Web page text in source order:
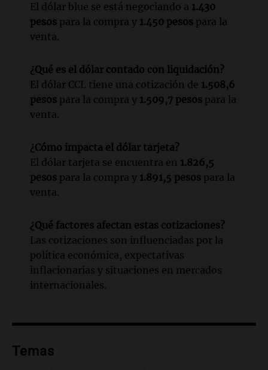
El dólar blue se está negociando a 1.430
pesos para la compra y 1.450 pesos para la
venta.
¿Qué es el dólar contado con liquidación?
El dólar CCL tiene una cotización de 1.508,6
pesos para la compra y 1.509,7 pesos para la
venta.
¿Cómo impacta el dólar tarjeta?
El dólar tarjeta se encuentra en 1.826,5
pesos para la compra y 1.891,5 pesos para la
venta.
¿Qué factores afectan estas cotizaciones?
Las cotizaciones son influenciadas por la
política económica, expectativas
inflacionarias y situaciones en mercados
internacionales.
Temas